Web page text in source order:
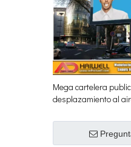
Mega cartelera
desplazamiento al